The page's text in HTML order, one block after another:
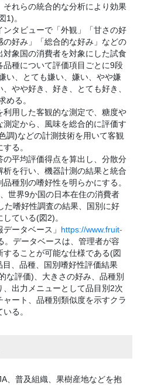
れらの統合的な分析により効果
1)。
タビューで「外観」「甘さの好
好み」「総合的な好み」などの
象国の消費者を対象にした試食
種について評価項目ごとに9段
い、とても嫌い、嫌い、やや嫌
やや好き、好き、とても好き、
める。
用した客観的な測定で、糖度や
定から、風味を総合的に評価す
調)などの計測技術を用いて客観
る。
平均評価得点を算出し、分散分
を行い、機器計測の結果と統合
種別の嗜好性を明らかにする。
世界9か国の日本在住の消費者
た嗜好性調査の結果、国別に好
ている(図2)。
ータベース」 https://www.fruit-
。データベースは、管理者が容
ることが可能な仕様である(図
、品種、国別嗜好性評価結果
な評価)、大きさの好み、品種別
出力メニューとして品目別2次
ート、品種別類似度を示すクラ
る。
、普及組織、果樹産地などを抱